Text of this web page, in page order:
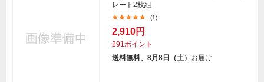
レート2枚組
(1)
2,910円
291ポイント
送料無料、8月8日（土） お届け